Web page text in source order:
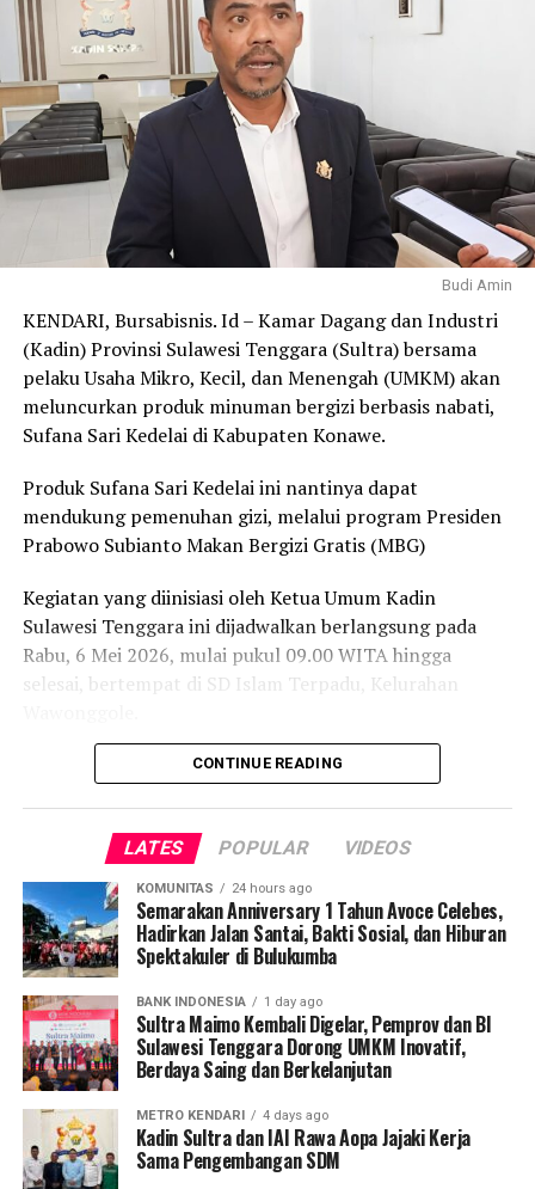
Terpisah, Kepala Dinas Koperasi dan UMKM Kabupaten
Muna, Hajar Sosi, memaparkan bahwa pemerintah
menargetkan pembangunan 150 unit gedung koperasi
yang tersebar di 22 kecamatan.
“Hingga saat ini, sebanyak 83 unit gedung permanen
telah berdiri dengan kualitas yang sangat terjaga.
Sementara itu, 67 unit sisanya masih dalam penyesuaian
teknis, mengingat lokasi yang berada di kawasan pesisir
membutuhkan spesifikasi struktur khusus karena
kendala luas lahan yang di bawah 100 meter persegi,”
jelas Hajar.
Meski pembangunan gedung permanen terus berproses,
Hajar memastikan bahwa roda organisasi koperasi tidak
terhambat. Saat ini, sebanyak 105 unit koperasi telah
bangunan sementara. Seluruh unit tersebut bahkan
telah berhasil melaksanakan Rapat Anggota Tahunan
(RAT) sebagai bentuk kepatuhan terhadap tata kelola
Kehadiran gedung-gedung KDKMP yang berkualitas ini
diharapkan menjadi pusat pertumbuhan ekonomi baru
di tingkat akar rumput, sekaligus menjadi bukti
ekonomi kerakyatan melalui sarana prasarana yang
layak dan bermutu tinggi. (Py)
Post Views: 256
Budi Amin
KENDARI, Bursabisnis. Id – Kamar Dagang dan Industri
(Kadin) Provinsi Sulawesi Tenggara (Sultra) bersama
pelaku Usaha Mikro, Kecil, dan Menengah (UMKM) akan
meluncurkan produk minuman bergizi berbasis nabati,
Sufana Sari Kedelai di Kabupaten Konawe.
Produk Sufana Sari Kedelai ini nantinya dapat
mendukung pemenuhan gizi, melalui program Presiden
Prabowo Subianto Makan Bergizi Gratis (MBG)
Kegiatan yang diinisiasi oleh Ketua Umum Kadin
Sulawesi Tenggara ini dijadwalkan berlangsung pada
Rabu, 6 Mei 2026, mulai pukul 09.00 WITA hingga
selesai, bertempat di SD Islam Terpadu, Kelurahan
Direktur Eksekutif Kadin Sultra, Budi Amin,
Ia menyebutkan bahwa peluncuran produk ini
Sultra, Anton Timbang.
“Benar, kegiatan ini akan dilaksanakan Rabu pagi dan
didukung langsung oleh Ketua Umum Kadin Sultra,
Bapak Anton Timbang,” ujar Budi Amin.
Ia menjelaskan, Sufana Sari Kedelai merupakan
minuman alternatif pengganti susu berbahan dasar
nabati yang diolah dari sari kedelai murni dan kaya akan
protein.
CONTINUE READING
LATES POPULAR VIDEOS
KOMUNITAS 24 hours ago
Semarakan Anniversary 1 Tahun Avoce Celebes,
Hadirkan Jalan Santai, Bakti Sosial, dan Hiburan
Spektakuler di Bulukumba
BANK INDONESIA 1 day ago
Sultra Maimo Kembali Digelar, Pemprov dan BI
Sulawesi Tenggara Dorong UMKM Inovatif,
Berdaya Saing dan Berkelanjutan
METRO KENDARI 4 days ago
Kadin Sultra dan IAI Rawa Aopa Jajaki Kerja
Sama Pengembangan SDM